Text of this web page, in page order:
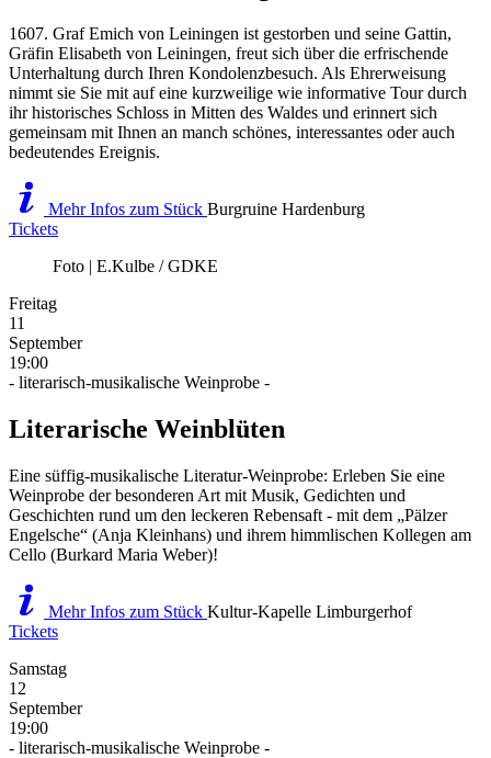
1607. Graf Emich von Leiningen ist gestorben und seine Gattin,
Gräfin Elisabeth von Leiningen, freut sich über die erfrischende
Unterhaltung durch Ihren Kondolenzbesuch. Als Ehrerweisung
nimmt sie Sie mit auf eine kurzweilige wie informative Tour durch
ihr historisches Schloss in Mitten des Waldes und erinnert sich
gemeinsam mit Ihnen an manch schönes, interessantes oder auch
bedeutendes Ereignis.
Mehr Infos zum Stück Burgruine Hardenburg
Tickets
Foto | E.Kulbe / GDKE
Freitag
11
September
19:00
- literarisch-musikalische Weinprobe -
Literarische Weinblüten
Eine süffig-musikalische Literatur-Weinprobe: Erleben Sie eine
Weinprobe der besonderen Art mit Musik, Gedichten und
Geschichten rund um den leckeren Rebensaft - mit dem „Pälzer
Engelsche“ (Anja Kleinhans) und ihrem himmlischen Kollegen am
Cello (Burkard Maria Weber)!
Mehr Infos zum Stück Kultur-Kapelle Limburgerhof
Tickets
Samstag
12
September
19:00
- literarisch-musikalische Weinprobe -